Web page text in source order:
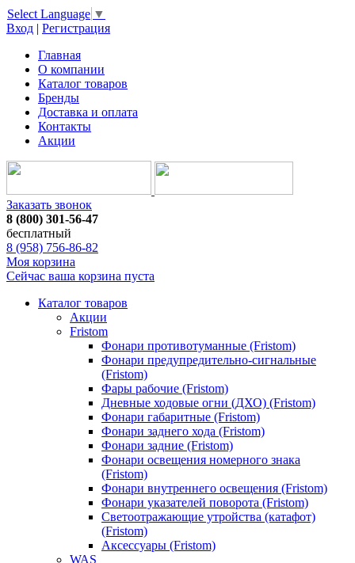
Select Language ▼
Вход | Регистрация
Главная
О компании
Каталог товаров
Бренды
Доставка и оплата
Контакты
Акции
Заказать звонок
8 (800) 301-56-47
бесплатный
8 (958) 756-86-82
Моя корзина
Сейчас ваша корзина пуста
Каталог товаров
Акции
Fristom
Фонари противотуманные (Fristom)
Фонари предупредительно-сигнальные
(Fristom)
Фары рабочие (Fristom)
Дневные ходовые огни (ДХО) (Fristom)
Фонари габаритные (Fristom)
Фонари заднего хода (Fristom)
Фонари задние (Fristom)
Фонари освещения номерного знака
(Fristom)
Фонари внутреннего освещения (Fristom)
Фонари указателей поворота (Fristom)
Светоотражающие утройства (катафот)
(Fristom)
Аксессуары (Fristom)
WAS